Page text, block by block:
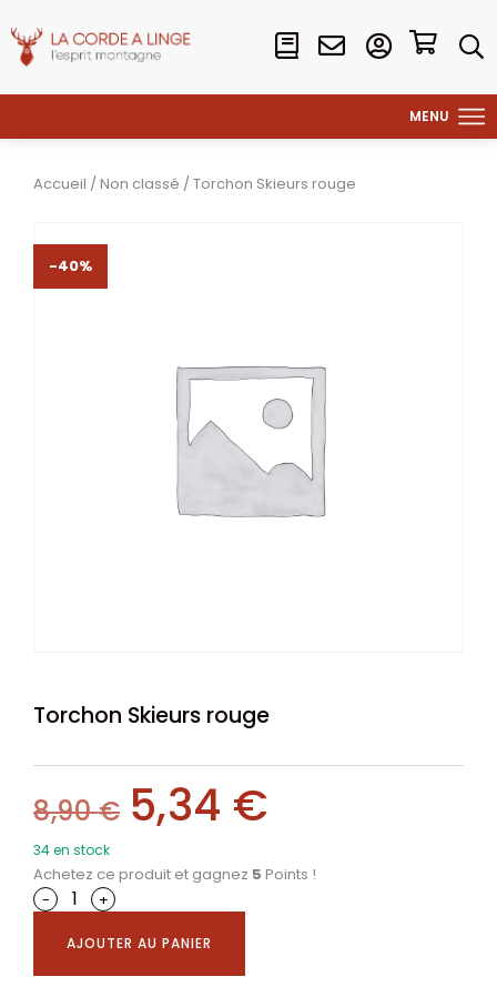
Accueil / Non classé / Torchon Skieurs rouge
-40%
Torchon Skieurs rouge
8,90€ 5,34 €
34 en stock
Achetez ce produit et gagnez 5 Points !
-
+
AJOUTER AU PANIER